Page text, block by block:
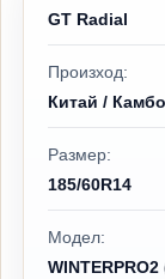
GT Radial
Произход:
Китай /
Размер:
185/60R14
Модел:
WINTERPRO2